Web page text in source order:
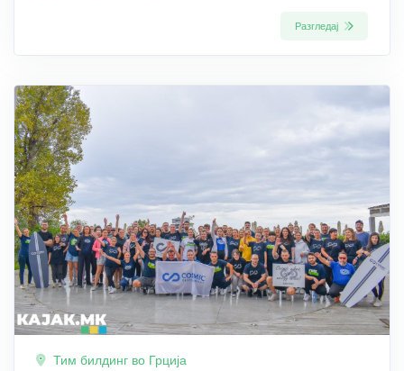
Разгледај
Тим билдинг во Грција